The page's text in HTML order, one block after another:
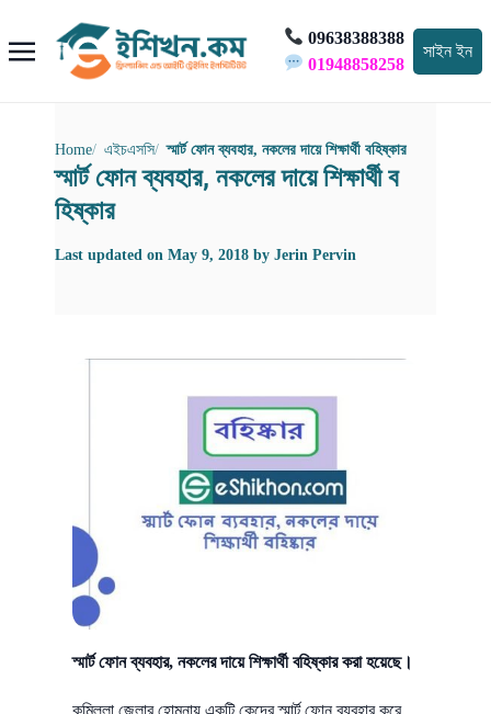
09638388388
01948858258
সাইন ইন
Home এইচএসসি স্মার্ট ফোন ব্যবহার, নকলের দায়ে শিক্ষার্থী বহিষ্কার
স্মার্ট ফোন ব্যবহার, নকলের দায়ে শিক্ষার্থী ব
হিষ্কার
Last updated on May 9, 2018 by Jerin Pervin
স্মার্ট ফোন ব্যবহার, নকলের দায়ে শিক্ষার্থী বহিষ্কার করা হয়েছে।
কুমিল্লা জেলার হোমনায় একটি কেন্দ্রে স্মার্ট ফোন ব্যবহার করে